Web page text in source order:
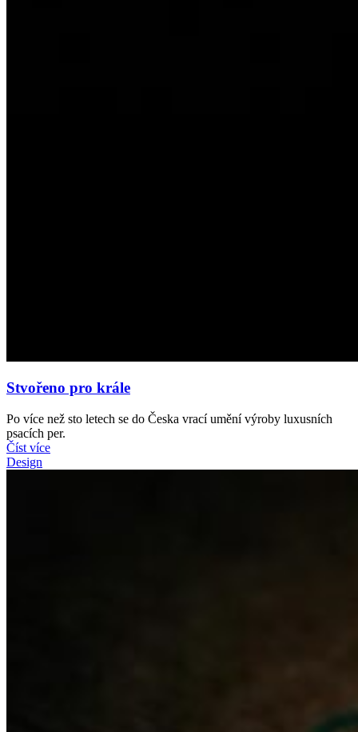
Stvořeno pro krále
Po více než sto letech se do Česka vrací umění výroby luxusních
psacích per.
Číst více
Design